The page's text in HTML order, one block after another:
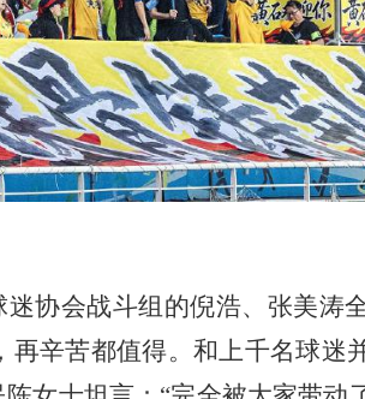
会战斗组的倪浩、张美涛
辛苦都值得。和上千名球迷